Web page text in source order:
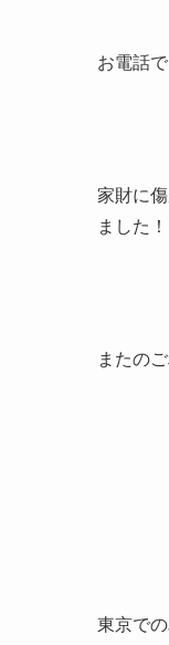
お電話
家財に
ました！
またの
東京で